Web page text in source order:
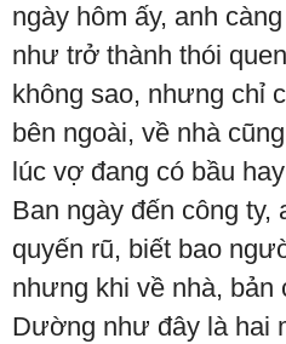
ngày hôm ấy, anh
như trở thành thói
không sao, nhưng chỉ
bên ngoài, về nhà
lúc vợ đang có bầu
Ban ngày đến công ty,
quyến rũ, biết bao
nhưng khi về nhà, bản
Dường như đây là hai